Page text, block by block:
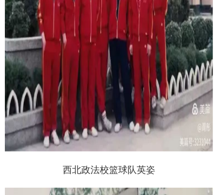
西北政法校篮球队英姿